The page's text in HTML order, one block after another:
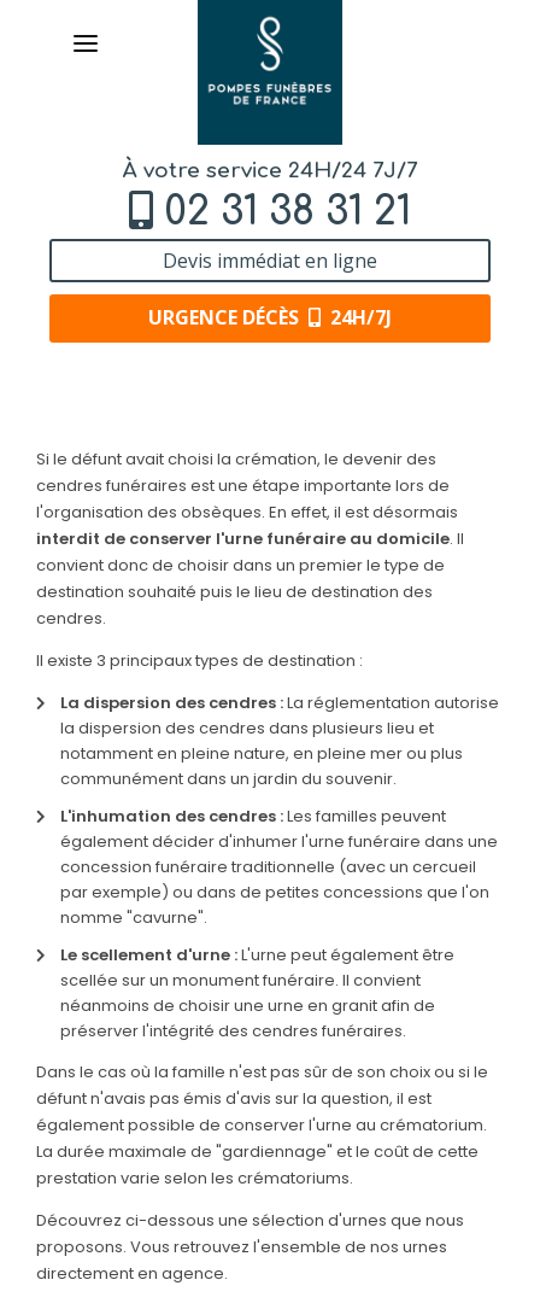
À votre service 24H/24 7J/7
02 31 38 31 21
Devis immédiat en ligne
URGENCE DÉCÈS 24H/7J
ORGANISER DES OBSÈQUES
PRÉVOIR SES OBSÈQUES
SERVICES & ARTICLES
Livraison de plaques
Nos capitons funéraires
Nos cercueils
Nos fleurs naturelles
Nos monuments
Nos urnes funéraires
Rapatriement
Services aux familles
ESPACE FAMILLE
Si le défunt avait choisi la crémation, le devenir des
cendres funéraires est une étape importante lors de
l'organisation des obsèques. En effet, il est désormais
interdit de conserver l'urne funéraire au domicile. Il
convient donc de choisir dans un premier le type de
destination souhaité puis le lieu de destination des
cendres.
Il existe 3 principaux types de destination :
La dispersion des cendres :La réglementation autorise
la dispersion des cendres dans plusieurs lieu et
notamment en pleine nature, en pleine mer ou plus
communément dans un jardin du souvenir.
L'inhumation des cendres :Les familles peuvent
également décider d'inhumer l'urne funéraire dans une
concession funéraire traditionnelle (avec un cercueil
par exemple) ou dans de petites concessions que l'on
nomme "cavurne".
Le scellement d'urne :L'urne peut également être
scellée sur un monument funéraire. Il convient
néanmoins de choisir une urne en granit afin de
préserver l'intégrité des cendres funéraires.
Dans le cas où la famille n'est pas sûr de son choix ou si le
défunt n'avais pas émis d'avis sur la question, il est
également possible de conserver l'urne au crématorium.
La durée maximale de "gardiennage" et le coût de cette
prestation varie selon les crématoriums.
Découvrez ci-dessous une sélection d'urnes que nous
proposons. Vous retrouvez l'ensemble de nos urnes
directement en agence.